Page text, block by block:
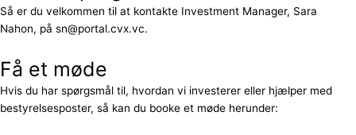
Så er du velkommen til at kontakte Investment Manager, Sara
Nahon, på sn@portal.cvx.vc.
Få et møde
Hvis du har spørgsmål til, hvordan vi investerer eller hjælper med
bestyrelsesposter, så kan du booke et møde herunder: